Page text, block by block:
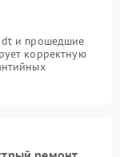
и прошедшие
корректную